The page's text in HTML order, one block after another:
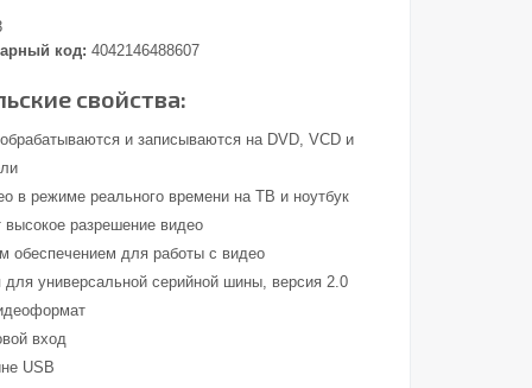
код: 4042146488607
свойства:
и записываются на DVD, VCD и
в режиме реального времени на ТВ и ноутбук
высокое разрешение видео
обеспечением для работы с видео
для универсальной серийной шины, версия 2.0
вход
USB